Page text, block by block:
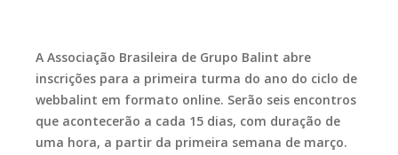
A Associação Brasileira de Grupo Balint abre
inscrições para a primeira turma do ano do ciclo de
webbalint em formato online. Serão seis encontros
que acontecerão a cada 15 dias, com duração de
uma hora, a partir da primeira semana de março.